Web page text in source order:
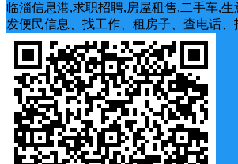
临淄信息港,求职招聘,房屋租售,二手车,生
发便民信息、找工作、租房子、查电话、